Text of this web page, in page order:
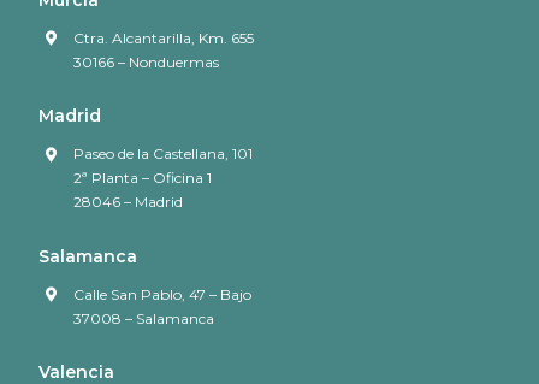
Ctra. Alcantarilla, Km. 655
30166 – Nonduermas
Madrid
Paseo de la Castellana, 101
2ª Planta – Oficina 1
28046 – Madrid
Salamanca
Calle San Pablo, 47 – Bajo
37008 – Salamanca
Valencia